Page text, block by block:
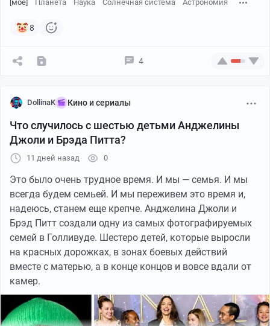
Тайные обещания Великобритании арабам
территорий, британская дипломатия одновременно
Генри Макмагоном и шарифом Мекки Хусейном ибн
Али обсуждалась возможность арабского восстания
против Османской империи.
Хусейн рассчитывал, что поддержка Британии
поможет создать независимое арабское государство.
Британская сторона действительно использовала
формулировки, которые позволяли рассчитывать на
широкую арабскую независимость после победы над
османами. Однако границы будущего государства
намеренно оставались недостаточно определёнными.
Проблема заключалась в том, что эти обещания
существовали одновременно с секретными
договорённостями Британии и Франции. Получалась
противоречивая дипломатическая конструкция.
Один из представителей рода, Майлс Морган, решил
британские колонии Северной Америки. Именно этот
На новом месте Морганы быстро освоились. Они
занимались торговлей, перевозками, открывали
[моё] Планета Наука Солнечная система Астрономия
8
4
DollinaK Кино и сериалы
Что случилось с шестью детьми Анджелины
Джоли и Брэда Питта?
11 дней назад 0
Это было очень трудное время. И мы — семья. И мы
всегда будем семьей. И мы переживем это время и,
надеюсь, станем еще крепче. Анджелина Джоли и
Брэд Питт создали одну из самых фотографируемых
семей в Голливуде. Шестеро детей, которые выросли
на красных дорожках, в зонах боевых действий
вместе с матерью, а в конце концов и вовсе вдали от
камер.